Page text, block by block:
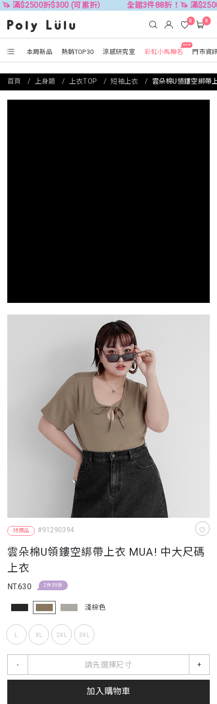
折$300 (可累折） 全館3件88折！🦄 滿$2500折
本周新品 熱銷TOP30 涼感研究室
NEW
彩虹小馬聯名 門市資
0 0
特價品 #91290394
雲朵棉U領鏤空綁帶上衣 MUA! 中大尺碼
上衣
NT.630 2件39折
淺棕色
L XL 2XL 3XL
請先選擇尺寸
- +
加入購物車
首頁 上身類 上衣TOP 短袖上衣 雲朵棉U領鏤空綁帶